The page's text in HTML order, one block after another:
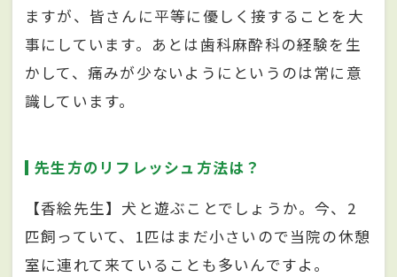
ますが、皆さんに平等に優しく接することを大
事にしています。あとは歯科麻酔科の経験を生
かして、痛みが少ないようにというのは常に意
識しています。
先生方のリフレッシュ方法は？
【香絵先生】犬と遊ぶことでしょうか。今、2
匹飼っていて、1匹はまだ小さいので当院の休憩
室に連れて来ていることも多いんですよ。